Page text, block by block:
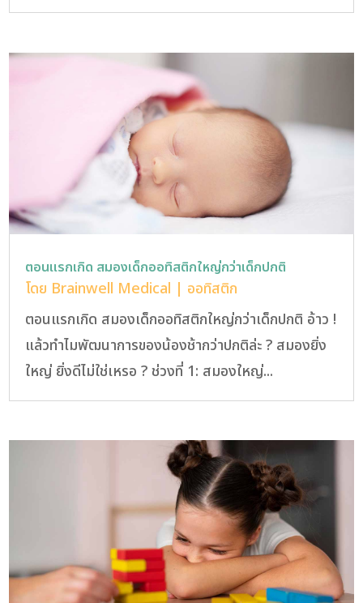
ตอนแรกเกิด สมองเด็กออทิสติกใหญ่กว่าเด็กปกติ
โดย Brainwell Medical | ออทิสติก
ตอนแรกเกิด สมองเด็กออทิสติกใหญ่กว่าเด็กปกติ อ้าว !
แล้วทำไมพัฒนาการของน้องช้ากว่าปกติล่ะ ?​ สมองยิ่ง
ใหญ่ ยิ่งดีไม่ใช่เหรอ ? ช่วงที่ 1: สมองใหญ่...